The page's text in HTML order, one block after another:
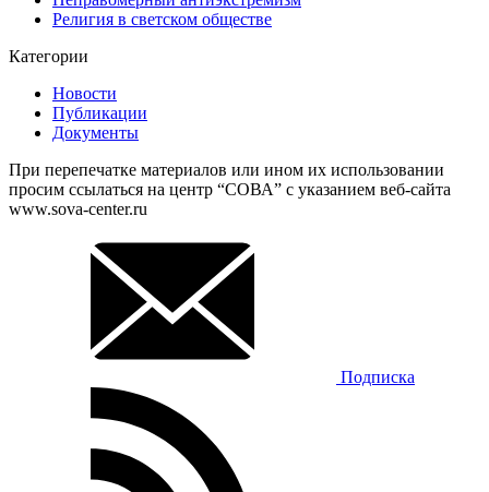
Религия в светском обществе
Категории
Новости
Публикации
Документы
При перепечатке материалов или ином их использовании
просим ссылаться на центр “СОВА” с указанием веб-сайта
www.sova-center.ru
Подписка